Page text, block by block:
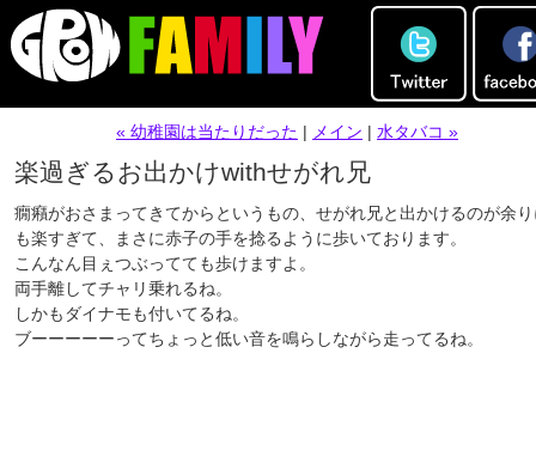
« 幼稚園は当たりだった | メイン | 水タバコ »
楽過ぎるお出かけwithせがれ兄
癇癪がおさまってきてからというもの、せがれ兄と出かけるのが余
も楽すぎて、まさに赤子の手を捻るように歩いております。
こんなん目ぇつぶってても歩けますよ。
両手離してチャリ乗れるね。
しかもダイナモも付いてるね。
ブーーーーーってちょっと低い音を鳴らしながら走ってるね。